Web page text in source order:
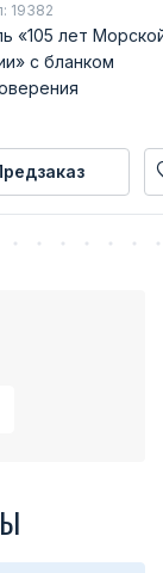
19382
«105 лет
с бланком